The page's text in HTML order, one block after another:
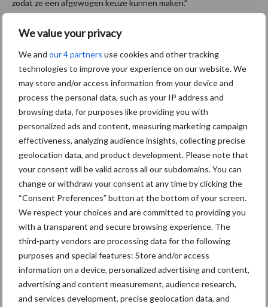
We value your privacy
We and our 4 partners use cookies and other tracking
technologies to improve your experience on our website. We
may store and/or access information from your device and
process the personal data, such as your IP address and
browsing data, for purposes like providing you with
personalized ads and content, measuring marketing campaign
effectiveness, analyzing audience insights, collecting precise
geolocation data, and product development. Please note that
your consent will be valid across all our subdomains. You can
change or withdraw your consent at any time by clicking the
“Consent Preferences” button at the bottom of your screen.
We respect your choices and are committed to providing you
with a transparent and secure browsing experience. The
third-party vendors are processing data for the following
purposes and special features: Store and/or access
information on a device, personalized advertising and content,
advertising and content measurement, audience research,
and services development, precise geolocation data, and
zodat ze een afgewogen keuze kunnen maken.”
Bron: DLV Advies
Aanbevolen voor jou!
Grondstoffenmarkt blijft
grillig: droogte en
geopolitiek houden handel
in de greep
De speenhuid: een vaak
onderschatte risicofactor
voor mastitis
ForFarmers ziet volume en
marktaandeel groeien in
krimpende Nederlandse
markt